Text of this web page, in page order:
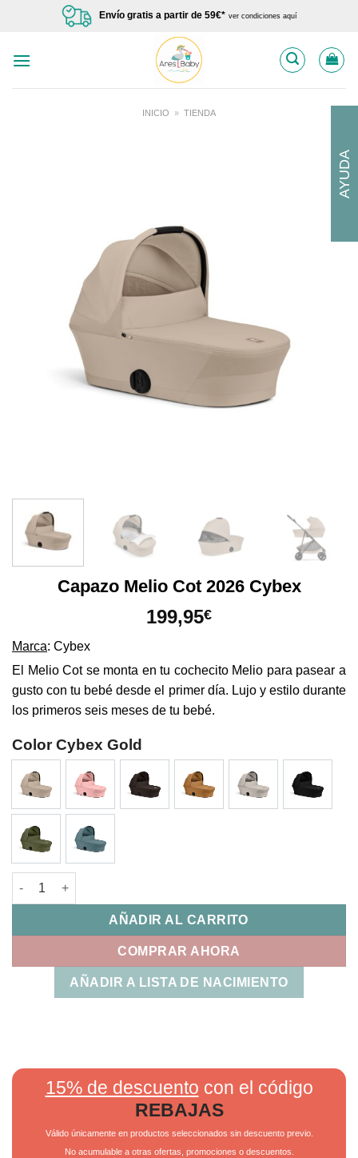
Envío gratis a partir de 59€* ver condiciones aquí
INICIO » TIENDA
Capazo Melio Cot 2026 Cybex
199,95€
Marca: Cybex
El Melio Cot se monta en tu cochecito Melio para pasear a
gusto con tu bebé desde el primer día. Lujo y estilo durante
los primeros seis meses de tu bebé.
Color Cybex Gold
Capazo Melio Cot 2026 Cybex cantidad
AÑADIR AL CARRITO
COMPRAR AHORA
AÑADIR A LISTA DE NACIMIENTO
15% de descuento con el código
REBAJAS
Válido únicamente en productos seleccionados sin descuento previo.
No acumulable a otras ofertas, promociones o descuentos.
AYUDA